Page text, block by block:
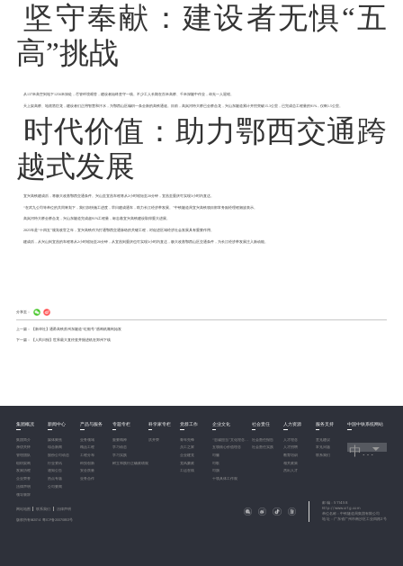
坚守奉献：建设者无惧“五
高”挑战
从137米高空到地下1256米深处，尽管环境艰苦，建设者始终坚守一线。不少工人长期在百米高桥、千米深隧中作业，却无一人退缩。
天上架高桥、地底凿巨龙，建设者们正用智慧和汗水，为鄂西山区编织一条全新的高铁通途。目前，高岚河特大桥已全桥合龙，兴山东隧道累计开挖突破15.3公里，已完成总工程量的91%，仅剩1.5公里。
时代价值：助力鄂西交通跨
越式发展
宜兴高铁建成后，将极大改善鄂西交通条件。兴山至宜昌车程将从2小时缩短至20分钟，宜昌至重庆可实现3小时内直达。
“在武九公司等单位的共同筹划下，我们加快施工进度，早日建成通车，助力长江经济带发展。”中铁隧道局宜兴高铁项目部常务副经理程湘波表示。
高岚河特大桥全桥合龙，兴山东隧道完成超91%工程量，标志着宜兴高铁建设取得重大进展。
2025年是“十四五”规划收官之年，宜兴高铁作为打通鄂西交通脉络的关键工程，对促进区域经济社会发展具有重要作用。
建成后，从兴山到宜昌的车程将从2小时缩短至20分钟，从宜昌到重庆也可实现3小时内直达，极大改善鄂西山区交通条件，为长江经济带发展注入新动能。
分享至：
上一篇： 【新华社】通甬高铁苏州东隧道“红船号”盾构机顺利始发
下一篇： 【人民日报】世界最大直径竖井掘进机在郑州下线
集团概况
集团简介
亲切关怀
管理团队
发展历程
企业荣誉
法律声明
新闻中心
媒体聚焦
综合新闻
股份公司动态
通知公告
热点专题
公司要闻
产品与服务
业务领域
精品工程
工程分布
科技创新
安全质量
业务合作
专题专栏
重要精神
学习动态
学习实践
树立和践行正确政绩观
科学家专栏 党群工作
青年先锋
员工之家
企业建党
企业文化
五项核心价值理念
十项具体工作观
社会责任
社会责任报告
社会责任实践
人力资源
人才理念
人才招聘
教育培训
杰出人才
服务支持
意见建议
联系我们
中国中铁系统网站
中国中铁股份有限公司
网站地图 联系我们 法律声明
版权所有©2014 粤ICP备20070853号
邮 编：511458
http://www.crtg.com
单位名称：中铁隧道局集团有限公司
地 址：广东省广州市南沙区工业四路2号